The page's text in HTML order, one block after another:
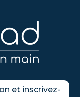
et inscrivez-